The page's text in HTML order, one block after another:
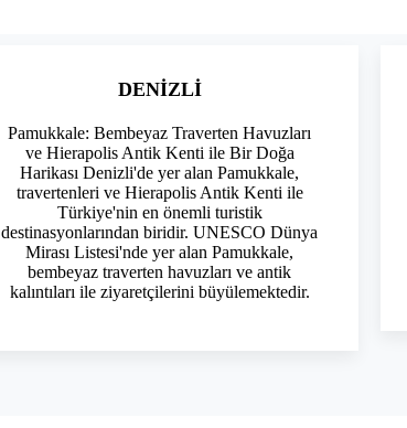
DENİZLİ
Pamukkale: Bembeyaz Traverten Havuzları
ve Hierapolis Antik Kenti ile Bir Doğa
Harikası Denizli'de yer alan Pamukkale,
travertenleri ve Hierapolis Antik Kenti ile
Türkiye'nin en önemli turistik
destinasyonlarından biridir. UNESCO Dünya
Mirası Listesi'nde yer alan Pamukkale,
bembeyaz traverten havuzları ve antik
kalıntıları ile ziyaretçilerini büyülemektedir.